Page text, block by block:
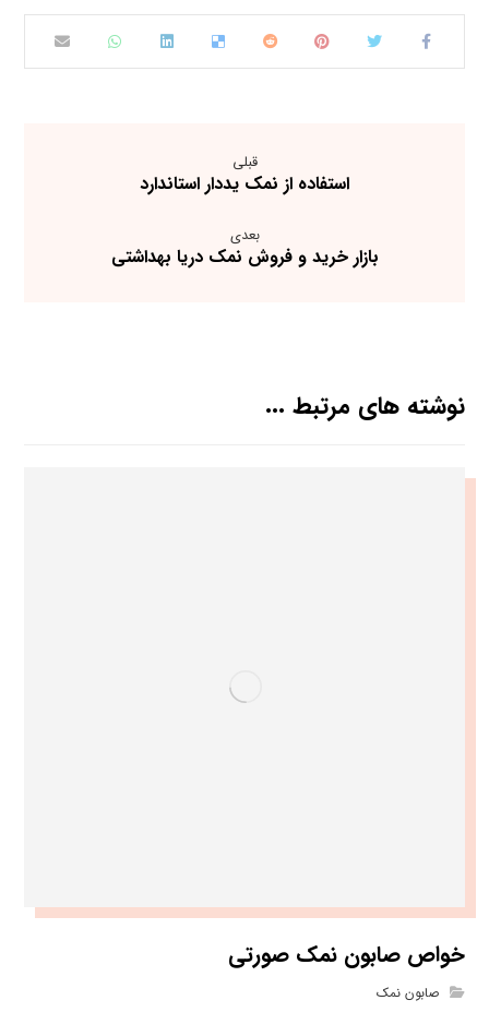
قبلی
استفاده از نمک یددار استاندارد
بعدی
بازار خرید و فروش نمک دریا بهداشتی
نوشته های مرتبط ...
خواص صابون نمک صورتی
صابون نمک